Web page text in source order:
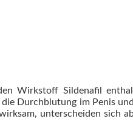
Wirkstoff Sildenafil
Durchblutung im Penis
unterscheiden sich